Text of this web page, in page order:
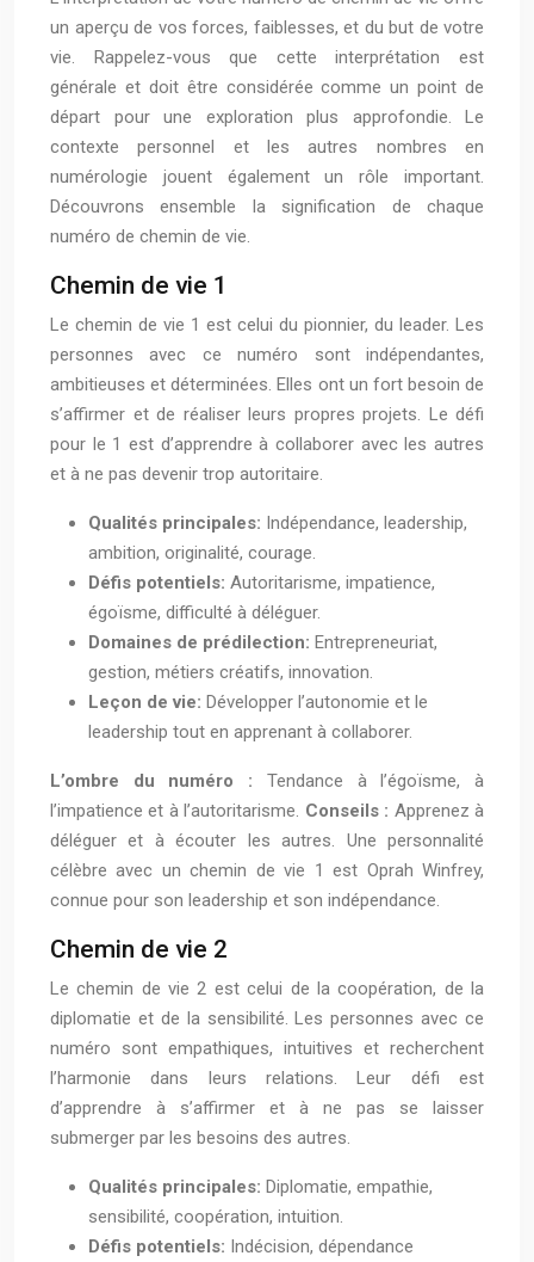
un aperçu de vos forces, faiblesses, et du but de votre
vie. Rappelez-vous que cette interprétation est
générale et doit être considérée comme un point de
départ pour une exploration plus approfondie. Le
contexte personnel et les autres nombres en
numérologie jouent également un rôle important.
Découvrons ensemble la signification de chaque
numéro de chemin de vie.
Chemin de vie 1
Le chemin de vie 1 est celui du pionnier, du leader. Les
personnes avec ce numéro sont indépendantes,
ambitieuses et déterminées. Elles ont un fort besoin de
s’affirmer et de réaliser leurs propres projets. Le défi
pour le 1 est d’apprendre à collaborer avec les autres
et à ne pas devenir trop autoritaire.
Qualités principales: Indépendance, leadership,
ambition, originalité, courage.
Défis potentiels: Autoritarisme, impatience,
égoïsme, difficulté à déléguer.
Domaines de prédilection: Entrepreneuriat,
gestion, métiers créatifs, innovation.
Leçon de vie: Développer l’autonomie et le
leadership tout en apprenant à collaborer.
L’ombre du numéro : Tendance à l’égoïsme, à
l’impatience et à l’autoritarisme. Conseils : Apprenez à
déléguer et à écouter les autres. Une personnalité
célèbre avec un chemin de vie 1 est Oprah Winfrey,
connue pour son leadership et son indépendance.
Chemin de vie 2
Le chemin de vie 2 est celui de la coopération, de la
diplomatie et de la sensibilité. Les personnes avec ce
numéro sont empathiques, intuitives et recherchent
l’harmonie dans leurs relations. Leur défi est
d’apprendre à s’affirmer et à ne pas se laisser
submerger par les besoins des autres.
Qualités principales: Diplomatie, empathie,
sensibilité, coopération, intuition.
Défis potentiels: Indécision, dépendance